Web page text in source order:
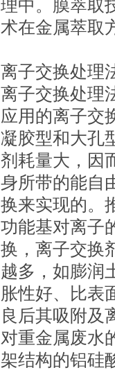
理中。膜萃取
术在金属萃取
离子交换处理
离子交换处理
应用的离子交
凝胶型和大孔
剂耗量大，因
身所带的能自
换来实现的。
功能基对离子
换，离子交换
越多，如膨润
胀性好、比表
良后其吸附及
对重金属废水
架结构的铝硅